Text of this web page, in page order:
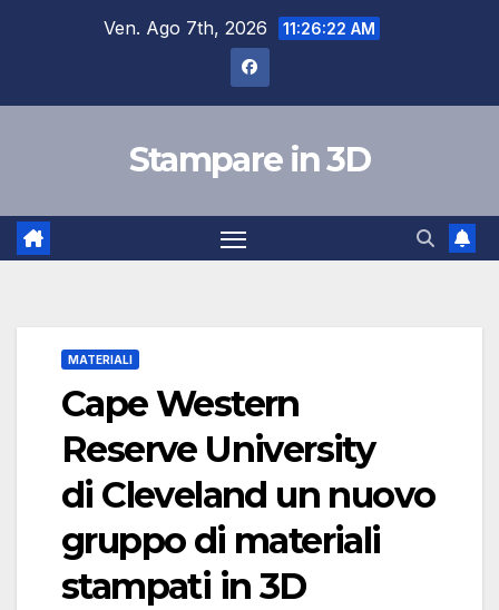
Ven. Ago 7th, 2026 11:26:23 AM
Stampare in 3D
MATERIALI
Cape Western
Reserve University
di Cleveland un nuovo
gruppo di materiali
stampati in 3D